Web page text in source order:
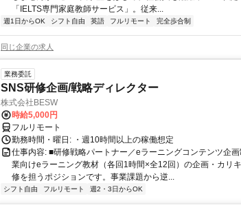
「IELTS専門家庭教師サービス」。従来...
週1日からOK シフト自由 英語 フルリモート 完全歩合制
同じ企業の求人
業務委託
SNS研修企画/戦略ディレクター
株式会社BESW
時給5,000円
フルリモート
勤務時間・曜日: ・週10時間以上の稼働想定
仕事内容: ■研修戦略パートナー／eラーニングコンテンツ企
業向けeラーニング教材（各回1時間×全12回）の企画・カリ
修を担うポジションです。事業課題から逆...
シフト自由 フルリモート 週2・3日からOK